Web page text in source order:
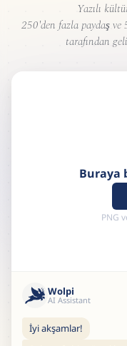
Yazılı
250'den fazla paydaş
tarafından
Buraya
PNG
Wolpi
AI Assistant
İyi akşamlar!